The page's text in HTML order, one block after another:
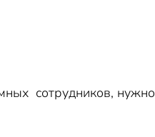
сотрудников, нужно